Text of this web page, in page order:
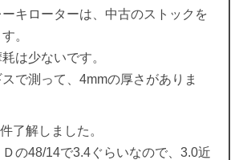
ーキローターは、中古のストックを
。
は少ないです。
で測って、4mmの厚さがありま
了解しました。
の48/14で3.4ぐらいなので、3.0近